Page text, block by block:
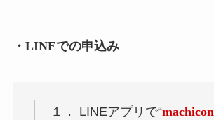
・LINEでの申込み
１． LINEアプリで“